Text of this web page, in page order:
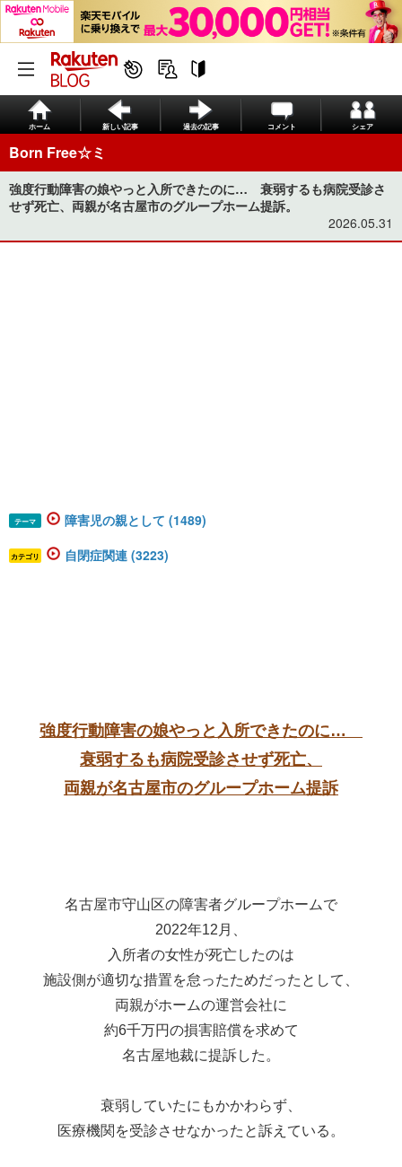
ホーム 新しい記事 過去の記事 コメント シェア
Born Free☆ミ
強度行動障害の娘やっと入所できたのに… 衰弱するも病院受診さ
せず死亡、両親が名古屋市のグループホーム提訴。
2026.05.31
テーマ 障害児の親として (1489)
カテゴリ 自閉症関連 (3223)
強度行動障害の娘やっと入所できたのに…
衰弱するも病院受診させず死亡、
両親が名古屋市のグループホーム提訴
名古屋市守山区の障害者グループホームで
2022年12月、
入所者の女性が死亡したのは
施設側が適切な措置を怠ったためだったとして、
両親がホームの運営会社に
約6千万円の損害賠償を求めて
名古屋地裁に提訴した。
衰弱していたにもかかわらず、
医療機関を受診させなかったと訴えている。